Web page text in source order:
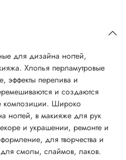
для дизайна ногтей,
Хлопья перламутровые
эффекты перелива и
и создаются
композиции. Широко
ногтей, в макияже для рук
и украшении, ремонте и
для творчества и
смолы, слаймов, лаков.